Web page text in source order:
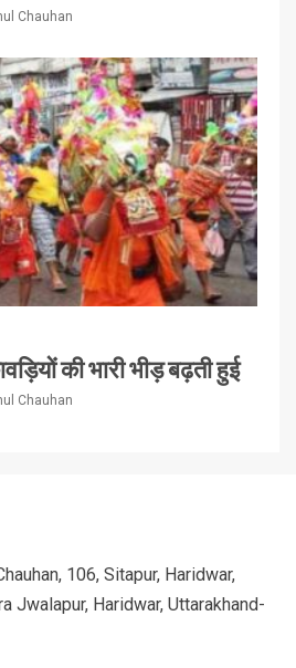
Chauhan
की भारी भीड़ बढ़ती हुई
Chauhan
106, Sitapur, Haridwar,
Jwalapur, Haridwar, Uttarakhand-